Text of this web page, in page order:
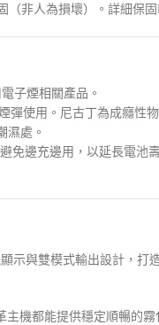
（非人為損壞）。詳細保
子煙相關產品。
彈使用。尼古丁為成癮性
濕處。
免邊充邊用，以延長電池
示與雙模式輸出設計，
機都能提供穩定順暢的